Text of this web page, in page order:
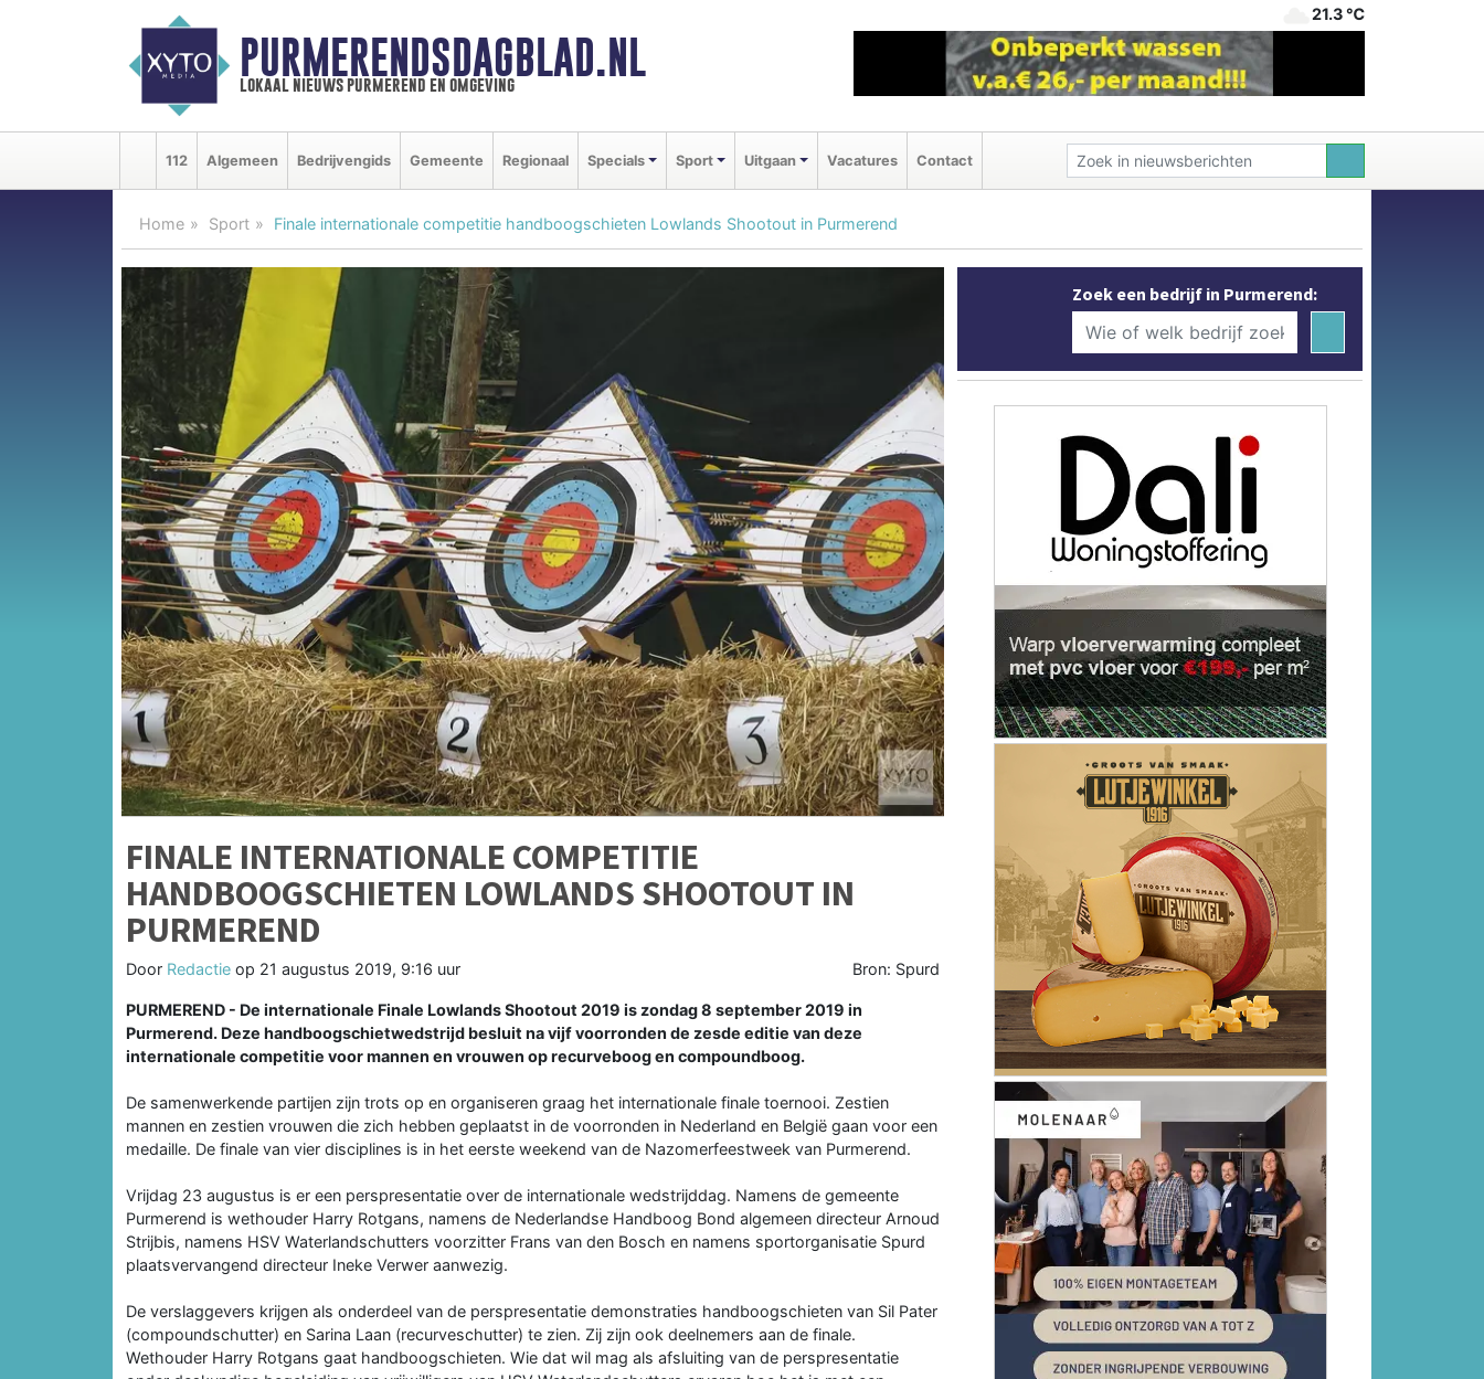
PURMERENDSDAGBLAD.NL
lokaal nieuws purmerend en omgeving
21.3 ℃
112 Algemeen Bedrijvengids Gemeente Regionaal Specials Sport Uitgaan Vacatures Contact
Home Sport Finale internationale competitie handboogschieten Lowlands Shootout in Purmerend
FINALE INTERNATIONALE COMPETITIE
HANDBOOGSCHIETEN LOWLANDS SHOOTOUT IN
PURMEREND
Door Redactie op 21 augustus 2019, 9:16 uur Bron: Spurd
PURMEREND - De internationale Finale Lowlands Shootout 2019 is zondag 8 september 2019 in
Purmerend. Deze handboogschietwedstrijd besluit na vijf voorronden de zesde editie van deze
internationale competitie voor mannen en vrouwen op recurveboog en compoundboog.
De samenwerkende partijen zijn trots op en organiseren graag het internationale finale toernooi. Zestien
mannen en zestien vrouwen die zich hebben geplaatst in de voorronden in Nederland en België gaan voor een
medaille. De finale van vier disciplines is in het eerste weekend van de Nazomerfeestweek van Purmerend.
Vrijdag 23 augustus is er een perspresentatie over de internationale wedstrijddag. Namens de gemeente
Purmerend is wethouder Harry Rotgans, namens de Nederlandse Handboog Bond algemeen directeur Arnoud
Strijbis, namens HSV Waterlandschutters voorzitter Frans van den Bosch en namens sportorganisatie Spurd
plaatsvervangend directeur Ineke Verwer aanwezig.
De verslaggevers krijgen als onderdeel van de perspresentatie demonstraties handboogschieten van Sil Pater
(compoundschutter) en Sarina Laan (recurveschutter) te zien. Zij zijn ook deelnemers aan de finale.
Wethouder Harry Rotgans gaat handboogschieten. Wie dat wil mag als afsluiting van de perspresentatie
Zoek een bedrijf in Purmerend: